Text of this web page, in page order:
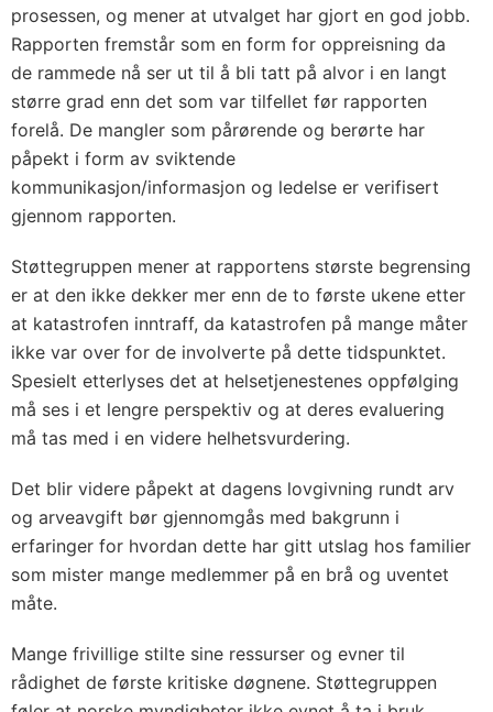
prosessen, og mener at utvalget har gjort en god jobb.
Rapporten fremstår som en form for oppreisning da
de rammede nå ser ut til å bli tatt på alvor i en langt
større grad enn det som var tilfellet før rapporten
forelå. De mangler som pårørende og berørte har
påpekt i form av sviktende
kommunikasjon/informasjon og ledelse er verifisert
gjennom rapporten.
Støttegruppen mener at rapportens største begrensing
er at den ikke dekker mer enn de to første ukene etter
at katastrofen inntraff, da katastrofen på mange måter
ikke var over for de involverte på dette tidspunktet.
Spesielt etterlyses det at helsetjenestenes oppfølging
må ses i et lengre perspektiv og at deres evaluering
må tas med i en videre helhetsvurdering.
Det blir videre påpekt at dagens lovgivning rundt arv
og arveavgift bør gjennomgås med bakgrunn i
erfaringer for hvordan dette har gitt utslag hos familier
som mister mange medlemmer på en brå og uventet
måte.
Mange frivillige stilte sine ressurser og evner til
rådighet de første kritiske døgnene. Støttegruppen